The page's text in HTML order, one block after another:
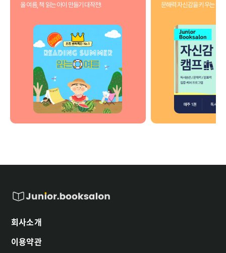
올 여름, 책 읽는 아이 만들기 대작전! 문해력 자신감을 키우는 3개
회사소개
이용약관